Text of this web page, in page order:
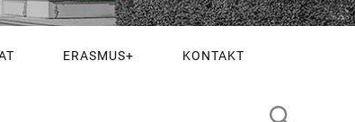
ERASMUS+ KONTAKT